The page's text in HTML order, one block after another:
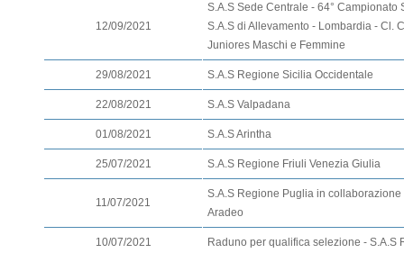
12/09/2021
S.A.S Sede Centrale - 64° Campionato
S.A.S di Allevamento - Lombardia - Cl.
Juniores Maschi e Femmine
29/08/2021 S.A.S Regione Sicilia Occidentale
22/08/2021 S.A.S Valpadana
01/08/2021 S.A.S Arintha
25/07/2021 S.A.S Regione Friuli Venezia Giulia
11/07/2021
S.A.S Regione Puglia in collaborazione
Aradeo
10/07/2021 Raduno per qualifica selezione - S.A.S